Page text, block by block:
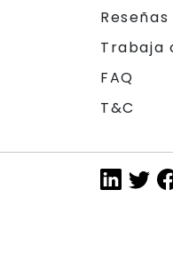
Reseñas
Trabaja
FAQ
T&C